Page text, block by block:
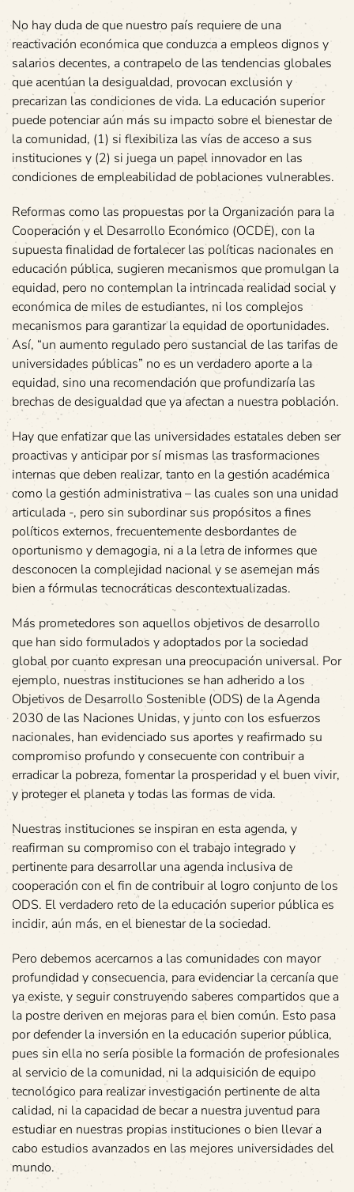
No hay duda de que nuestro país requiere de una
reactivación económica que conduzca a empleos dignos y
salarios decentes, a contrapelo de las tendencias globales
que acentúan la desigualdad, provocan exclusión y
precarizan las condiciones de vida. La educación superior
puede potenciar aún más su impacto sobre el bienestar de
la comunidad, (1) si flexibiliza las vías de acceso a sus
instituciones y (2) si juega un papel innovador en las
condiciones de empleabilidad de poblaciones vulnerables.
Reformas como las propuestas por la Organización para la
Cooperación y el Desarrollo Económico (OCDE), con la
supuesta finalidad de fortalecer las políticas nacionales en
educación pública, sugieren mecanismos que promulgan la
equidad, pero no contemplan la intrincada realidad social y
económica de miles de estudiantes, ni los complejos
mecanismos para garantizar la equidad de oportunidades.
Así, “un aumento regulado pero sustancial de las tarifas de
universidades públicas” no es un verdadero aporte a la
equidad, sino una recomendación que profundizaría las
brechas de desigualdad que ya afectan a nuestra población.
Hay que enfatizar que las universidades estatales deben ser
proactivas y anticipar por sí mismas las trasformaciones
internas que deben realizar, tanto en la gestión académica
como la gestión administrativa – las cuales son una unidad
articulada -, pero sin subordinar sus propósitos a fines
políticos externos, frecuentemente desbordantes de
oportunismo y demagogia, ni a la letra de informes que
desconocen la complejidad nacional y se asemejan más
bien a fórmulas tecnocráticas descontextualizadas.
Más prometedores son aquellos objetivos de desarrollo
que han sido formulados y adoptados por la sociedad
global por cuanto expresan una preocupación universal. Por
ejemplo, nuestras instituciones se han adherido a los
Objetivos de Desarrollo Sostenible (ODS) de la Agenda
2030 de las Naciones Unidas, y junto con los esfuerzos
nacionales, han evidenciado sus aportes y reafirmado su
compromiso profundo y consecuente con contribuir a
erradicar la pobreza, fomentar la prosperidad y el buen vivir,
y proteger el planeta y todas las formas de vida.
Nuestras instituciones se inspiran en esta agenda, y
reafirman su compromiso con el trabajo integrado y
pertinente para desarrollar una agenda inclusiva de
cooperación con el fin de contribuir al logro conjunto de los
ODS. El verdadero reto de la educación superior pública es
incidir, aún más, en el bienestar de la sociedad.
Pero debemos acercarnos a las comunidades con mayor
profundidad y consecuencia, para evidenciar la cercanía que
ya existe, y seguir construyendo saberes compartidos que a
la postre deriven en mejoras para el bien común. Esto pasa
por defender la inversión en la educación superior pública,
pues sin ella no sería posible la formación de profesionales
al servicio de la comunidad, ni la adquisición de equipo
tecnológico para realizar investigación pertinente de alta
calidad, ni la capacidad de becar a nuestra juventud para
estudiar en nuestras propias instituciones o bien llevar a
cabo estudios avanzados en las mejores universidades del
mundo.